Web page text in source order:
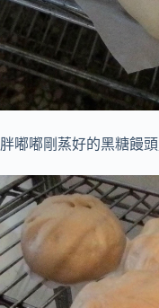
胖嘟嘟剛蒸好的黑糖饅